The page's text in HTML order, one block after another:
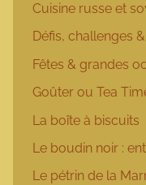
Cuisine russe et
Défis, challenges
Fêtes & grandes
Goûter ou Tea
La boîte à biscuits
Le boudin noir :
Le pétrin de la